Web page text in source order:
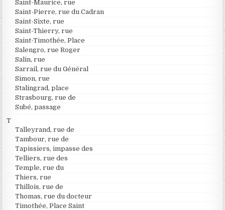
Saint-Maurice, rue
Saint-Pierre, rue du Cadran
Saint-Sixte, rue
Saint-Thierry, rue
Saint-Timothée, Place
Salengro, rue Roger
Salin, rue
Sarrail, rue du Général
Simon, rue
Stalingrad, place
Strasbourg, rue de
Subé, passage
T
Talleyrand, rue de
Tambour, rue de
Tapissiers, impasse des
Telliers, rue des
Temple, rue du
Thiers, rue
Thillois, rue de
Thomas, rue du docteur
Timothée, Place Saint